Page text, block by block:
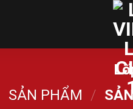
SẢN PHẨM /